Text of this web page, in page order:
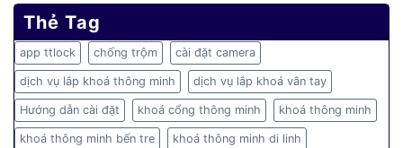
Thẻ Tag
app ttlock chống trộm cài đặt camera
dịch vụ lắp khoá thông minh dịch vụ lắp khoá vân tay
Hướng dẫn cài đặt khoá cổng thông minh khoá thông minh
khoá thông minh bến tre khoá thông minh di linh